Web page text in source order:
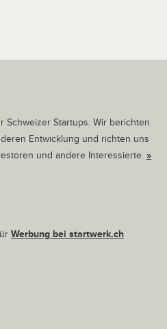
Schweizer Startups. Wir berichten
Entwicklung und richten uns
und andere Interessierte. »
Werbung bei startwerk.ch